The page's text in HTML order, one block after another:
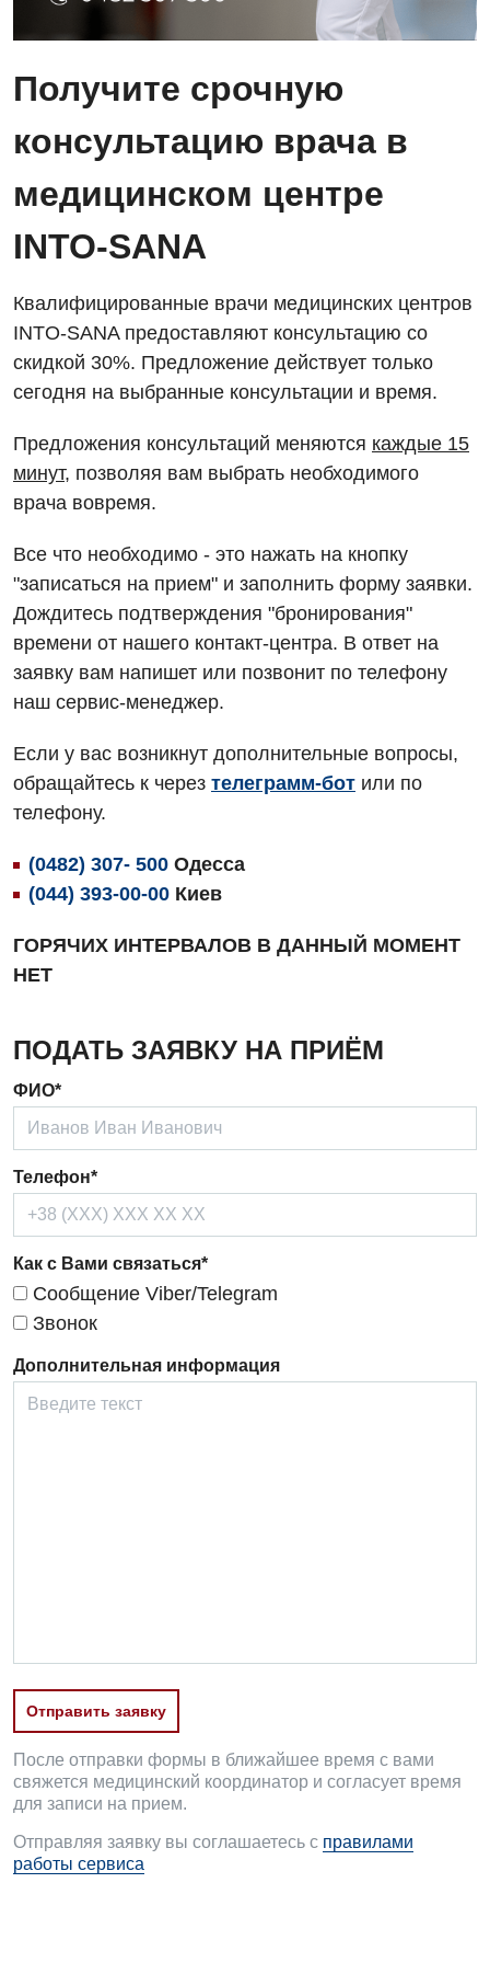
Отзывы
Видео
Инструментальная диагностика
Компьютерная томография
Магнитно-резонансная томография
Маммография
Рентгенография
УЗИ
Для взрослых
Аллергология, иммунология
Андрология
Бесплатные услуги
Вакцинация
Гематология
Гинекологическое отделение
Дерматовенерология
Кардиохирургия
Маммология
Медицинская психология
Неврология
Нейрохирургия
Онкологическое отделение
Ортопедия и травматология
Отделение интенсивной терапии
Пульмонология
Ревматология
Сосудистая хирургия
Терапевтическое отделение
Терапия
Травматологическое отделение
Гинекологическое отделение
Диагностическое отделение
Дневной стационар
Отделение интенсивной терапии
Отделение кардиососудистой патологии и неврологии
Отделение неотложных состояний
Офтальмологическое отделение
Педиатрическое отделение
Скорая медицинская помощь
Травматологическое отделение
Урологическое отделение
Эндоскопическое отделение
Лечение острого инфаркта
Национальный скрининг здоровья 40+
Русский
Получите срочную
консультацию врача в
медицинском центре
INTO-SANA
Квалифицированные врачи медицинских центров
INTO-SANA предоставляют консультацию со
скидкой 30%. Предложение действует только
сегодня на выбранные консультации и время.
Предложения консультаций меняются каждые 15
минут, позволяя вам выбрать необходимого
врача вовремя.
Все что необходимо - это нажать на кнопку
"записаться на прием" и заполнить форму заявки.
Дождитесь подтверждения "бронирования"
времени от нашего контакт-центра. В ответ на
заявку вам напишет или позвонит по телефону
наш сервис-менеджер.
Если у вас возникнут дополнительные вопросы,
обращайтесь к через телеграмм-бот или по
телефону.
(0482) 307- 500 Одесса
(044) 393-00-00 Киев
ГОРЯЧИХ ИНТЕРВАЛОВ В ДАННЫЙ МОМЕНТ
НЕТ
ПОДАТЬ ЗАЯВКУ НА ПРИЁМ
ФИО*
Телефон*
Как с Вами связаться*
Сообщение Viber/Telegram
Звонок
Дополнительная информация
Отправить заявку
После отправки формы в ближайшее время с вами
свяжется медицинский координатор и согласует время
для записи на прием.
Отправляя заявку вы соглашаетесь с правилами
работы сервиса